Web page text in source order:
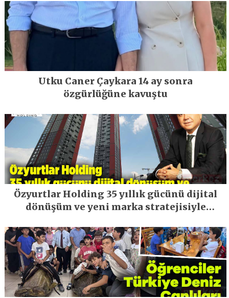
Utku Caner Çaykara 14 ay sonra
özgürlüğüne kavuştu
Özyurtlar Holding 35 yıllık gücünü dijital
dönüşüm ve yeni marka stratejisiyle